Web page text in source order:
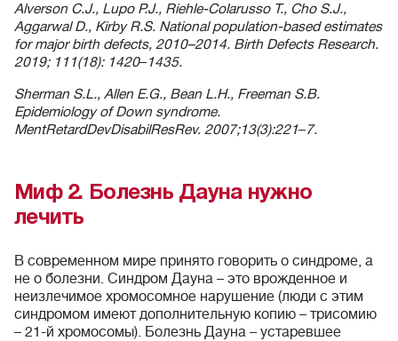
Alverson C.J., Lupo P.J., Riehle‐Colarusso T., Cho S.J.,
Aggarwal D., Kirby R.S. National population‐based estimates
for major birth defects, 2010–2014. Birth Defects Research.
2019; 111(18): 1420–1435.
Sherman S.L., Allen E.G., Bean L.H., Freeman S.B.
Epidemiology of Down syndrome.
MentRetardDevDisabilResRev. 2007;13(3):221–7.
Миф 2. Болезнь Дауна нужно
лечить
В современном мире принято говорить о синдроме, а
не о болезни. Синдром Дауна – это врожденное и
неизлечимое хромосомное нарушение (люди с этим
синдромом имеют дополнительную копию – трисомию
– 21-й хромосомы). Болезнь Дауна – устаревшее